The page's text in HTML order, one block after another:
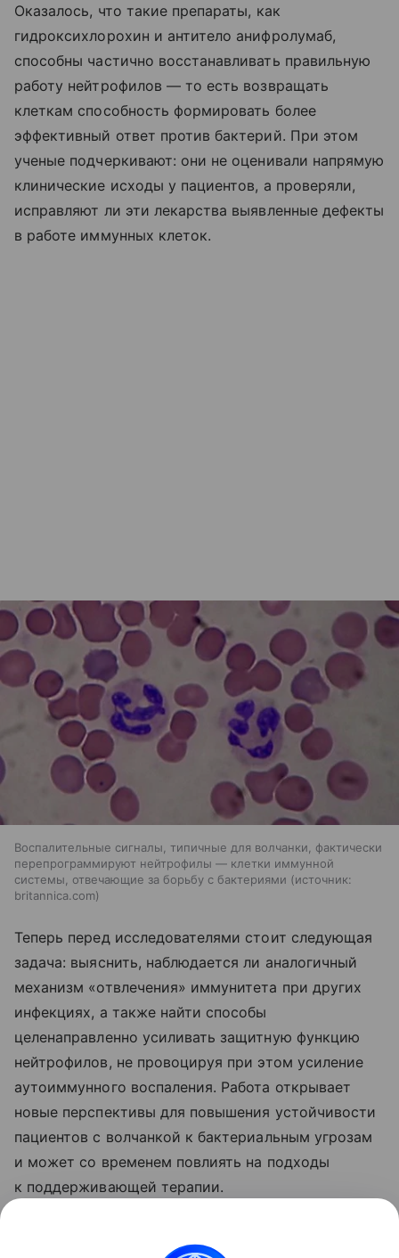
Оказалось, что такие препараты, как
гидроксихлорохин и антитело анифролумаб,
способны частично восстанавливать правильную
работу нейтрофилов — то есть возвращать
клеткам способность формировать более
эффективный ответ против бактерий. При этом
ученые подчеркивают: они не оценивали напрямую
клинические исходы у пациентов, а проверяли,
исправляют ли эти лекарства выявленные дефекты
в работе иммунных клеток.
Воспалительные сигналы, типичные для волчанки, фактически
перепрограммируют нейтрофилы — клетки иммунной
системы, отвечающие за борьбу с бактериями
источник:
britannica.com
Теперь перед исследователями стоит следующая
задача: выяснить, наблюдается ли аналогичный
механизм «отвлечения» иммунитета при других
инфекциях, а также найти способы
целенаправленно усиливать защитную функцию
нейтрофилов, не провоцируя при этом усиление
аутоиммунного воспаления. Работа открывает
новые перспективы для повышения устойчивости
пациентов с волчанкой к бактериальным угрозам
и может со временем повлиять на подходы
к поддерживающей терапии.